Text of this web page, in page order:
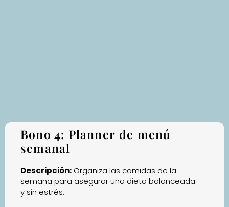
Bono 4: Planner de menú
semanal
Descripción: Organiza las comidas de la
semana para asegurar una dieta balanceada
y sin estrés.